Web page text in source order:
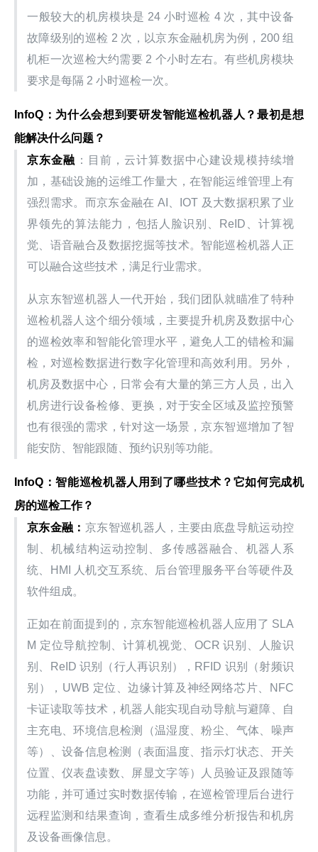
一般较大的机房模块是 24 小时巡检 4 次，其中设备
故障级别的巡检 2 次，以京东金融机房为例，200 组
机柜一次巡检大约需要 2 个小时左右。有些机房模块
要求是每隔 2 小时巡检一次。
InfoQ：为什么会想到要研发智能巡检机器人？最初是想
能解决什么问题？
京东金融 ：目前，云计算数据中心建设规模持续增
加，基础设施的运维工作量大，在智能运维管理上有
强烈需求。而京东金融在 AI、IOT 及大数据积累了业
界领先的算法能力，包括人脸识别、ReID、计算视
觉、语音融合及数据挖掘等技术。智能巡检机器人正
可以融合这些技术，满足行业需求。
从京东智巡机器人一代开始，我们团队就瞄准了特种
巡检机器人这个细分领域，主要提升机房及数据中心
的巡检效率和智能化管理水平，避免人工的错检和漏
检，对巡检数据进行数字化管理和高效利用。另外，
机房及数据中心，日常会有大量的第三方人员，出入
机房进行设备检修、更换，对于安全区域及监控预警
也有很强的需求，针对这一场景，京东智巡增加了智
能安防、智能跟随、预约识别等功能。
InfoQ：智能巡检机器人用到了哪些技术？它如何完成机
房的巡检工作？
京东金融： 京东智巡机器人，主要由底盘导航运动控
制、机械结构运动控制、多传感器融合、机器人系
统、HMI 人机交互系统、后台管理服务平台等硬件及
软件组成。
正如在前面提到的，京东智能巡检机器人应用了 SLA
M 定位导航控制、计算机视觉、OCR 识别、人脸识
别、ReID 识别（行人再识别），RFID 识别（射频识
别），UWB 定位、边缘计算及神经网络芯片、NFC
卡证读取等技术，机器人能实现自动导航与避障、自
主充电、环境信息检测（温湿度、粉尘、气体、噪声
等）、设备信息检测（表面温度、指示灯状态、开关
位置、仪表盘读数、屏显文字等）人员验证及跟随等
功能，并可通过实时数据传输，在巡检管理后台进行
远程监测和结果查询，查看生成多维分析报告和机房
及设备画像信息。